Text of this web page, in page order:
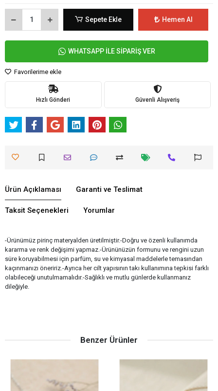
Sepete Ekle Hemen Al
WHATSAPP İLE SİPARİŞ VER
Favorilerime ekle
Hızlı Gönderi Güvenli Alışveriş
Ürün Açıklaması Garanti ve Teslimat
Taksit Seçenekleri Yorumlar
-Ürünümüz pirinç materyalden üretilmiştir.-Doğru ve özenli kullanımda
kararma ve renk değişimi yapmaz.-Ürününüzün formunu ve rengini uzun
süre koruyabilmesi için parfüm, su ve kimyasal maddelerle temasından
kaçınmanızı öneririz.-Ayrıca her cilt yapısının takı kullanımına tepkisi farklı
olabileceği unutulmamalıdır.-Sağlıklı ve mutlu günlerde kullanmanız
dileğiyle.
Benzer Ürünler